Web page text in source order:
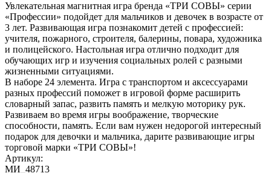
Увлекательная магнитная игра бренда «ТРИ СОВЫ» серии
«Профессии» подойдет для мальчиков и девочек в возрасте от
3 лет. Развивающая игра познакомит детей с профессией:
учителя, пожарного, строителя, балерины, повара, художника
и полицейского. Настольная игра отлично подходит для
обучающих игр и изучения социальных ролей с разными
жизненными ситуациями.
В наборе 24 элемента. Игра с транспортом и аксессуарами
разных профессий поможет в игровой форме расширить
словарный запас, развить память и мелкую моторику рук.
Развиваем во время игры воображение, творческие
способности, память. Если вам нужен недорогой интересный
подарок для девочки и мальчика, дарите развивающие игры
торговой марки «ТРИ СОВЫ»!
Артикул:
МИ_48713